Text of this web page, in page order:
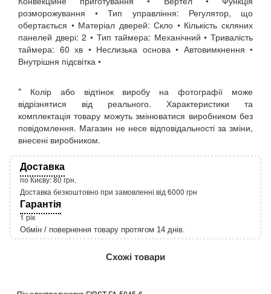
розморожування • Тип управління: Регулятор, що
обертається • Матеріал дверей: Скло • Кількість скляних
панелей двері: 2 • Тип таймера: Механічний • Тривалість
таймера: 60 хв • Неслизька основа • Автовимкнення •
Внутрішня підсвітка •
* Колір або відтінок виробу на фотографії може
відрізнятися від реального. Характеристики та
комплектація товару можуть змінюватися виробником без
повідомлення. Магазин не несе відповідальності за зміни,
внесені виробником.
Доставка
по Києву: 80 грн.
Доставка безкоштовно при замовленні від 6000 грн
Гарантія
1 рік
Обмін / повернення товару протягом 14 днів.
Схожі товари